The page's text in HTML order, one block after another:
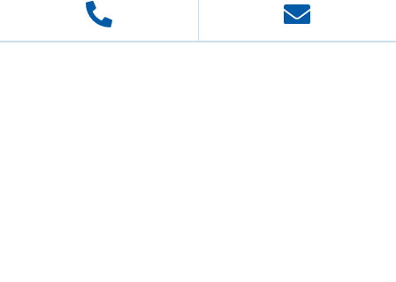
und unseren christlichen Wurzeln richten wir unsere
medizinische und pflegerische Behandlung und